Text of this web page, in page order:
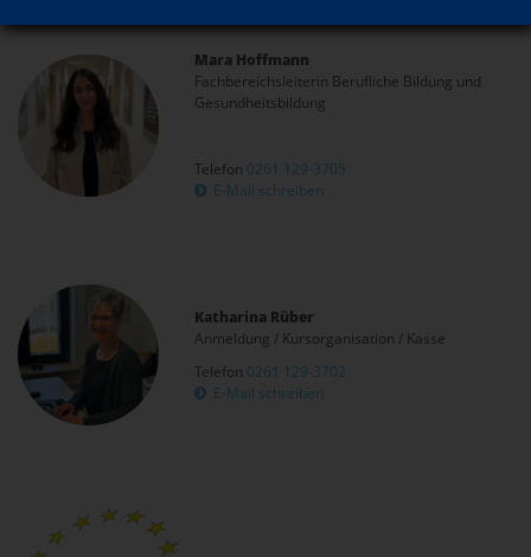
Mara Hoffmann
Fachbereichsleiterin Berufliche Bildung und
Gesundheitsbildung
Telefon 0261 129-3705
E-Mail schreiben
Katharina Rüber
Anmeldung / Kursorganisation / Kasse
Telefon 0261 129-3702
E-Mail schreiben